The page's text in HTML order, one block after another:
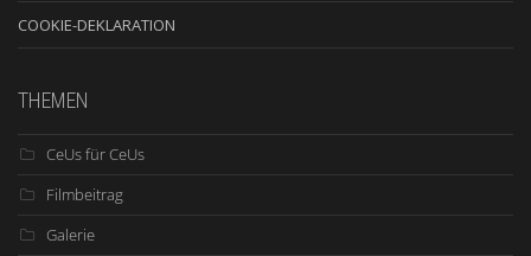
COOKIE-DEKLARATION
THEMEN
CeUs für CeUs
Filmbeitrag
Galerie